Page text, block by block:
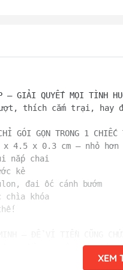
GIẢI QUYẾT MỌI TÌNH
thích cắm trại, hay
GÓI GỌN TRONG 1
4.5 x 0.3 cm – nhỏ hơn
nắp chai
kẻ
đai ốc cánh bướm
chìa khóa
nhẹ – bỏ gọn vào ví,
chất liệu thép không gỉ
XEM